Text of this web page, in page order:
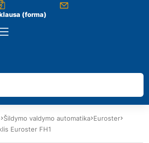
(forma)
Šildymo valdymo automatika Euroster
Euroster FH1